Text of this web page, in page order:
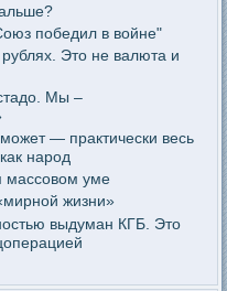
победил в войне"
Это не валюта и
Мы –
— практически весь
народ
массовом уме
жизни»
выдуман КГБ. Это